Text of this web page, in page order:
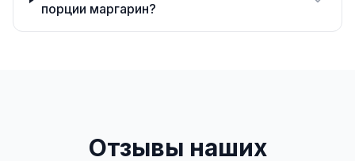
порции маргарин?
Отзывы наших